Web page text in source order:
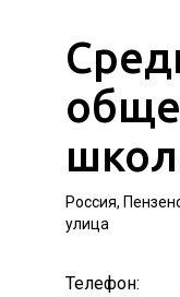
Россия,
улица
Телефон: